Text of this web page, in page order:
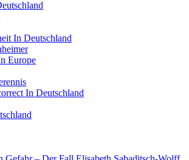
In Deutschland
Europe
In Deutschland